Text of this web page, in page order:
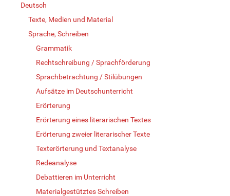
Deutsch
Texte, Medien und Material
Sprache, Schreiben
Grammatik
Rechtschreibung / Sprachförderung
Sprachbetrachtung / Stilübungen
Aufsätze im Deutschunterricht
Erörterung
Erörterung eines literarischen Textes
Erörterung zweier literarischer Texte
Texterörterung und Textanalyse
Redeanalyse
Debattieren im Unterricht
Materialgestütztes Schreiben